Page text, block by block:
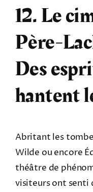
12. Le
Père-
Des
hantent
Abritant les
Wilde ou encore
théâtre de
visiteurs ont senti